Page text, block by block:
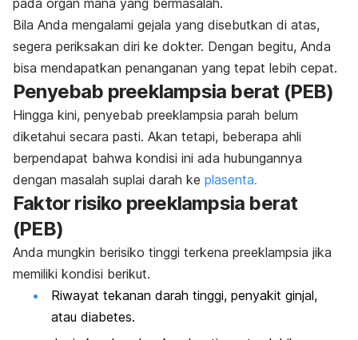
Bila Anda mengalami gejala yang disebutkan di atas,
segera periksakan diri ke dokter. Dengan begitu, Anda
bisa mendapatkan penanganan yang tepat lebih cepat.
Penyebab preeklampsia berat (PEB)
Hingga kini, penyebab preeklampsia parah belum
diketahui secara pasti. Akan tetapi, beberapa ahli
berpendapat bahwa kondisi ini ada hubungannya
dengan masalah suplai darah ke plasenta.
Faktor risiko preeklampsia berat
(PEB)
Anda mungkin berisiko tinggi terkena preeklampsia jika
memiliki kondisi berikut.
Riwayat tekanan darah tinggi, penyakit ginjal,
atau diabetes.